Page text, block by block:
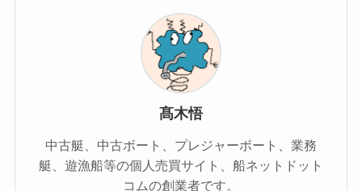
髙木悟
中古艇、中古ボート、プレジャーボート、業務
艇、遊漁船等の個人売買サイト、船ネットドット
コムの創業者です。